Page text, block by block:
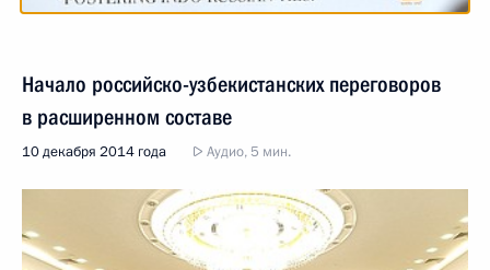
Начало российско-узбекистанских переговоров
в расширенном составе
10 декабря 2014 года Аудио, 5 мин.